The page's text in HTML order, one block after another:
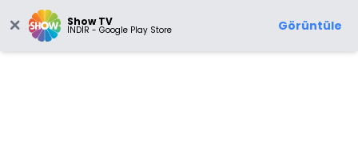
Show TV
İNDİR - Google Play Store Görüntüle